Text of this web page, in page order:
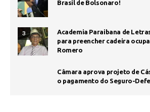
Brasil de Bolsonaro!
3
Academia Paraibana de
para preencher cadeira
Romero
Câmara aprova projeto de
o pagamento do Seguro-